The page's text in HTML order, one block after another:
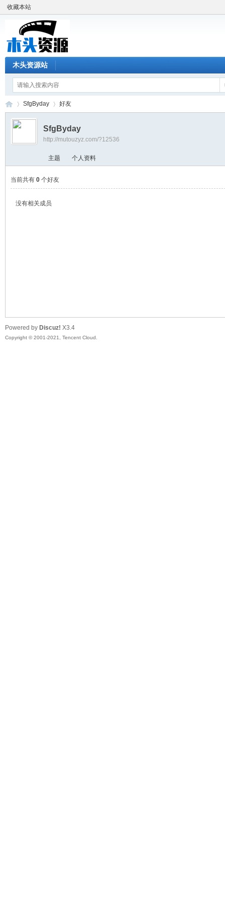
收藏本站
木头资源站
›
SfgByday 好友
SfgByday
http://mutouzyz.com/?12536
主题 个人资料
当前共有 0 个好友
没有相关成员
Powered by Discuz! X3.4
Copyright © 2001-2021, Tencent Cloud.